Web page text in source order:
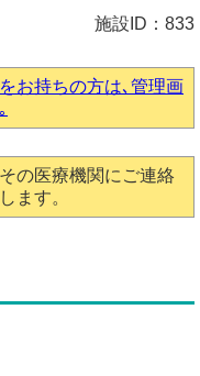
施設ID：833
お持ちの方は､管理画
の医療機関にご連絡
ます。